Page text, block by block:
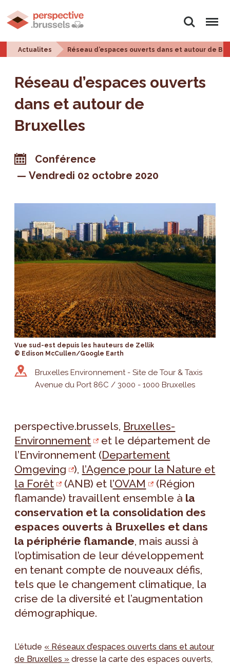
Rechercher
Menu
Actualites Réseau d’espaces ouverts dans et autour de
Réseau d’espaces ouverts
dans et autour de
Bruxelles
Conférence
Vendredi 02 octobre 2020
Vue sud-est depuis les hauteurs de Zellik
© Edison McCullen/Google Earth
Bruxelles Environnement - Site de Tour & Taxis
Avenue du Port 86C / 3000 - 1000 Bruxelles
perspective.brussels, Bruxelles-
Environnement
et le département de
l’Environnement (Departement
Omgeving
), l’Agence pour la Nature et
la Forêt
(ANB) et l’OVAM
(Région
flamande) travaillent ensemble à la
conservation et la consolidation des
espaces ouverts à Bruxelles et dans
la périphérie flamande, mais aussi à
l’optimisation de leur développement
en tenant compte de nouveaux défis,
tels que le changement climatique, la
crise de la diversité et l’augmentation
démographique.
L’étude « Réseaux d’espaces ouverts dans et autour
de Bruxelles » dresse la carte des espaces ouverts,